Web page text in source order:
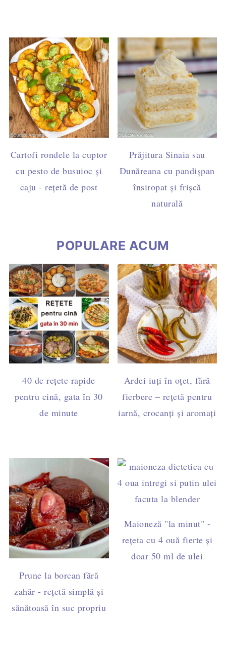
Cartofi rondele la cuptor
cu pesto de busuioc și
caju - rețetă de post
Prăjitura Sinaia sau
Dunăreana cu pandișpan
însiropat și frișcă
naturală
POPULARE ACUM
40 de rețete rapide
pentru cină, gata în 30
de minute
Ardei iuți în oțet, fără
fierbere – rețetă pentru
iarnă, crocanți și aromați
Prune la borcan fără
zahăr - rețetă simplă și
sănătoasă în suc propriu
Maioneză "la minut" -
rețeta cu 4 ouă fierte și
doar 50 ml de ulei